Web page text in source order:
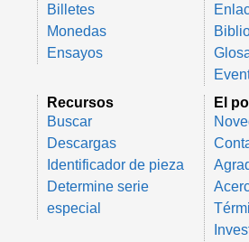
Billetes
Monedas
Ensayos
Recursos
Buscar
Descargas
Identificador de pieza
Determine serie
especial
El